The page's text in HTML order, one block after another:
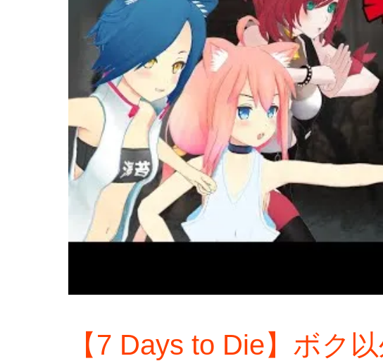
【7 Days to Die】ボク